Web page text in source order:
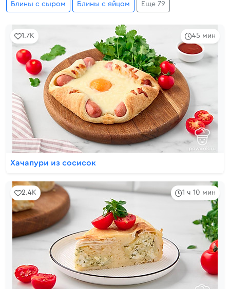
Блины с сыром Блины с яйцом Еще 79
45 мин
1.7K
Хачапури из сосисок
1 ч 10 мин
2.4K